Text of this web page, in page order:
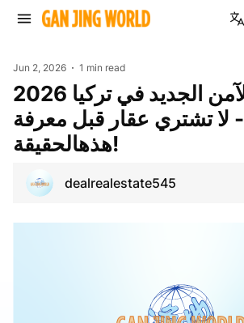
Jun 2, 2026 1 min read
- لا تشتري عقار قبل معرفة
هذهالحقيقة!
dealrealestate545